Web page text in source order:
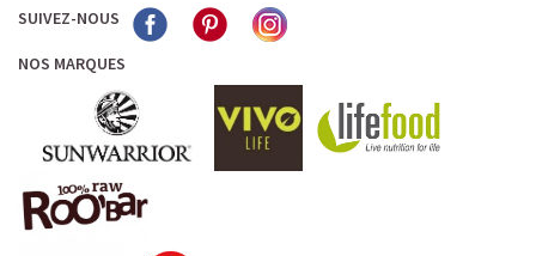
SUIVEZ-NOUS
NOS MARQUES